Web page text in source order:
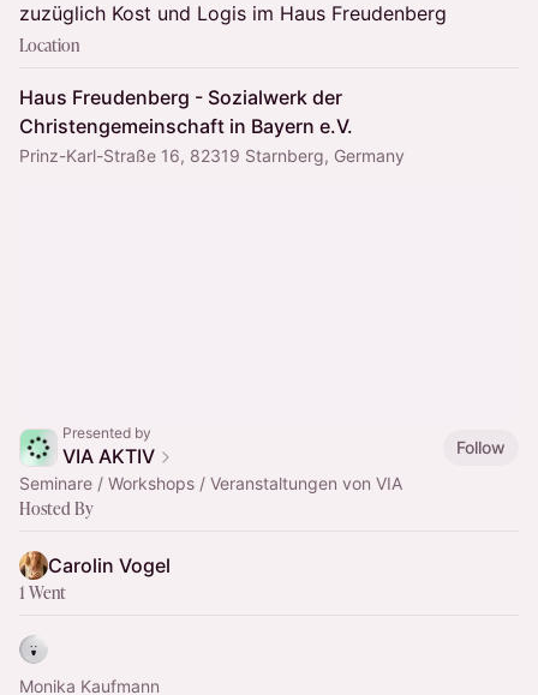
zuzüglich Kost und Logis im Haus Freudenberg
Location
Haus Freudenberg - Sozialwerk der
Christengemeinschaft in Bayern e.V.
Prinz-Karl-Straße 16, 82319 Starnberg, Germany
Presented by
VIA AKTIV
Follow
Seminare / Workshops / Veranstaltungen von VIA
Hosted By
Carolin Vogel
1 Went
Monika Kaufmann